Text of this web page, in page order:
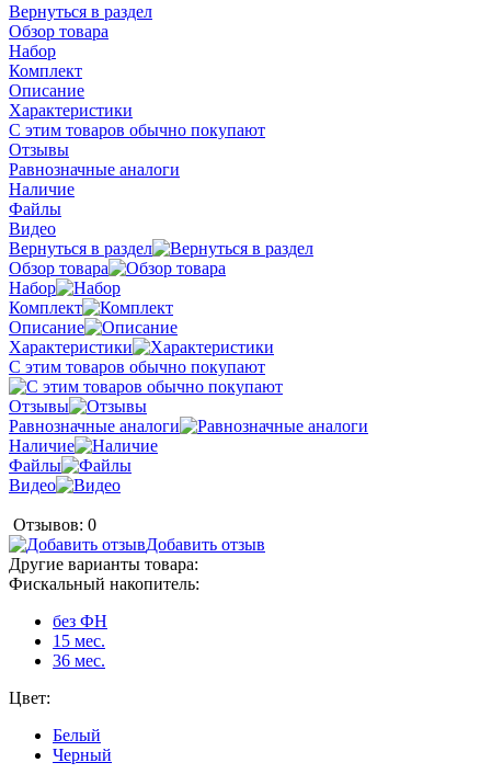
Вернуться в раздел
Обзор товара
Набор
Комплект
Описание
Характеристики
С этим товаров обычно покупают
Отзывы
Равнозначные аналоги
Наличие
Файлы
Видео
Вернуться в раздел
Обзор товара
Набор
Комплект
Описание
Характеристики
С этим товаров обычно покупают
Отзывы
Равнозначные аналоги
Наличие
Файлы
Видео
Отзывов: 0
Добавить отзыв
Другие варианты товара:
Фискальный накопитель:
без ФН
15 мес.
36 мес.
Цвет:
Белый
Черный